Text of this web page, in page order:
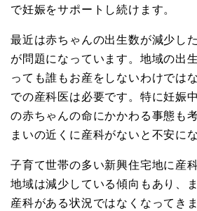
で妊娠をサポートし続けます。
最近は赤ちゃんの出生数が減少し
が問題になっています。地域の出
っても誰もお産をしないわけでは
での産科医は必要です。特に妊娠
の赤ちゃんの命にかかわる事態も
まいの近くに産科がないと不安にな
子育て世帯の多い新興住宅地に産
地域は減少している傾向もあり、
産科がある状況ではなくなってき